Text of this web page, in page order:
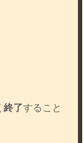
終了すること